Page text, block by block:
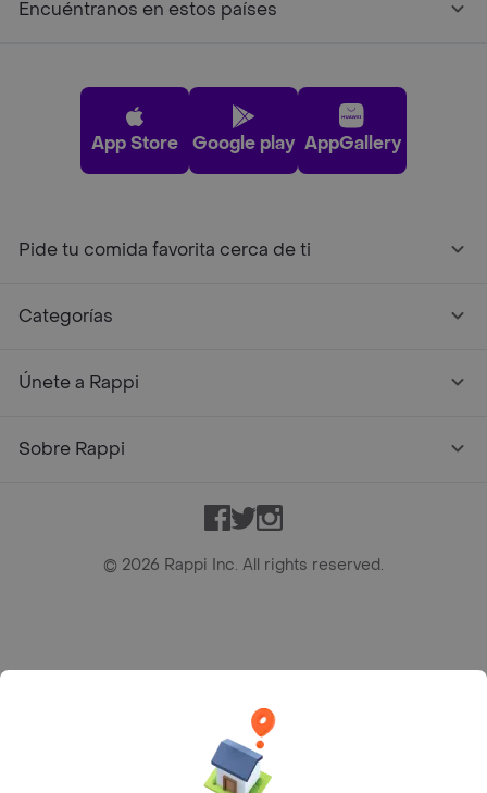
Encuéntranos en estos países
App Store Google play AppGallery
Pide tu comida favorita cerca de ti
Categorías
Únete a Rappi
Sobre Rappi
Facebook
TwitterInstagram
© 2026 Rappi Inc. All rights reserved.
Bogotá D.C. --- notificacionesrappi@rappi.com